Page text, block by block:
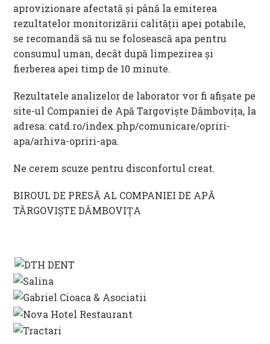
aprovizionare afectată și până la emiterea
rezultatelor monitorizării calității apei potabile,
se recomandă să nu se folosească apa pentru
consumul uman, decât după limpezirea și
fierberea apei timp de 10 minute.
Rezultatele analizelor de laborator vor fi afișate pe
site-ul Companiei de Apă Targoviște Dâmbovița, la
adresa: catd.ro/index.php/comunicare/opriri-
apa/arhiva-opriri-apa.
Ne cerem scuze pentru disconfortul creat.
BIROUL DE PRESĂ AL COMPANIEI DE APĂ
TÂRGOVIȘTE DÂMBOVIȚA